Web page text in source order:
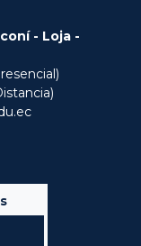
- Loja -